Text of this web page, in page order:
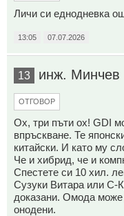
Личи си еднодневка
13:05 07.07.2026
13 инж. Минчев
ОТГОВОР
Ох, три пъти ох! GDI
впръскване. Те
китайски. И като му
Че и хибрид, че и
Спестете си 10 хил.
Сузуки Витара или С-
доказани. Омода
онодени.